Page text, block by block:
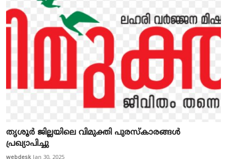
തൃശൂര്‍ ജില്ലയിലെ വിമുക്തി പുരസ്‌കാരങ്ങള്‍
പ്രഖ്യാപിച്ചു
webdesk Jan 30, 2025